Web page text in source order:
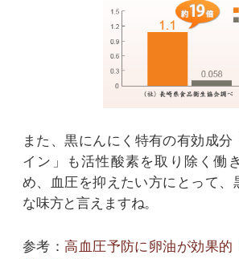
また、黒にんにく特有の有効成分
イン」も活性酸素を取り除く働
め、血圧を抑えたい方にとって、
な味方と言えますね。
参考：高血圧予防に卵油が効果的